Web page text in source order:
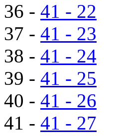
36 - 41 - 22
37 - 41 - 23
38 - 41 - 24
39 - 41 - 25
40 - 41 - 26
41 - 41 - 27